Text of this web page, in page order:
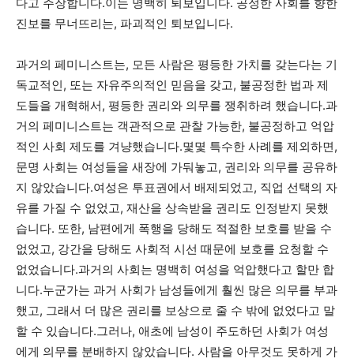
진보를 무너뜨리는, 파괴적인 퇴보입니다.
과거의 페미니스트는, 모든 사람은 평등한 가치를 갖는다는 기
독교적인, 또는 자유주의적인 믿음을 갖고, 불공정한 법과 제
도들을 개혁해서, 평등한 권리와 의무를 쟁취하려 했습니다.과
거의 페미니스트는 객관적으로 관찰 가능한, 불공정하고 억압
적인 사회 제도를 겨냥했습니다.몇몇 특수한 사례를 제외하면,
문명 사회는 여성들을 새장에 가둬놓고, 권리와 의무를 공유하
지 않았습니다.여성은 투표권에서 배제되었고, 직업 선택의 자
유를 가질 수 없었고, 재산을 상속받을 권리도 인정받지 못했
습니다. 또한, 남편에게 폭행을 당해도 적절한 보호를 받을 수
없었고, 강간을 당해도 사회적 시선 때문에 보호를 요청할 수
없었습니다.과거의 사회는 명백히 여성을 억압했다고 할만 합
니다.누군가는 과거 사회가 남성들에게 훨씬 많은 의무를 부과
했고, 그래서 더 많은 권리를 보상으로 줄 수 밖에 없었다고 말
할 수 있습니다.그러나, 애초에 남성이 주도하던 사회가 여성
에게 의무를 분배하지 않았습니다. 사람을 아무것도 못하게 가